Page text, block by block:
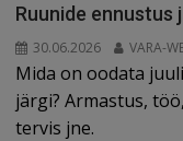
Ruunide ennustus
30.06.2026 VARA-
Mida on oodata
järgi? Armastus,
tervis jne.